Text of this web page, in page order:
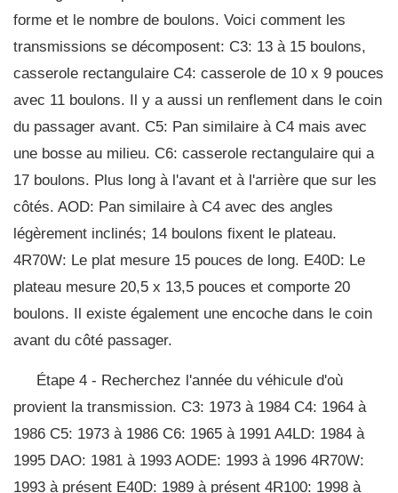
forme et le nombre de boulons. Voici comment les
transmissions se décomposent: C3: 13 à 15 boulons,
casserole rectangulaire C4: casserole de 10 x 9 pouces
avec 11 boulons. Il y a aussi un renflement dans le coin
du passager avant. C5: Pan similaire à C4 mais avec
une bosse au milieu. C6: casserole rectangulaire qui a
17 boulons. Plus long à l'avant et à l'arrière que sur les
côtés. AOD: Pan similaire à C4 avec des angles
légèrement inclinés; 14 boulons fixent le plateau.
4R70W: Le plat mesure 15 pouces de long. E40D: Le
plateau mesure 20,5 x 13,5 pouces et comporte 20
boulons. Il existe également une encoche dans le coin
avant du côté passager.
Étape 4 - Recherchez l'année du véhicule d'où
provient la transmission. C3: 1973 à 1984 C4: 1964 à
1986 C5: 1973 à 1986 C6: 1965 à 1991 A4LD: 1984 à
1995 DAO: 1981 à 1993 AODE: 1993 à 1996 4R70W:
1993 à présent E40D: 1989 à présent 4R100: 1998 à